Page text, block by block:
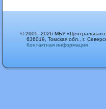
© 2005–2026 МБУ «Центральная
636019, Томская обл., г.
Контактная информация